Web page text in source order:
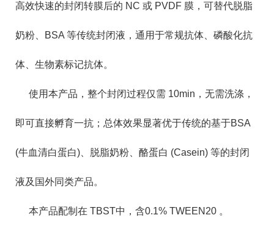
高效快速的封闭转膜后的 NC 或 PVDF 膜，可替代脱脂
奶粉、BSA 等传统封闭液，通用于常规抗体、磷酸化抗
体、生物素标记抗体。
使用本产品，整个封闭过程仅需 10min，无需洗涤，
即可直接孵育一抗；总体效果显著优于传统的基于BSA
(牛血清白蛋白)、脱脂奶粉、酪蛋白 (Casein) 等的封闭
液及国外同类产品。
本产品配制在 TBST中，含0.1% TWEEN20 。